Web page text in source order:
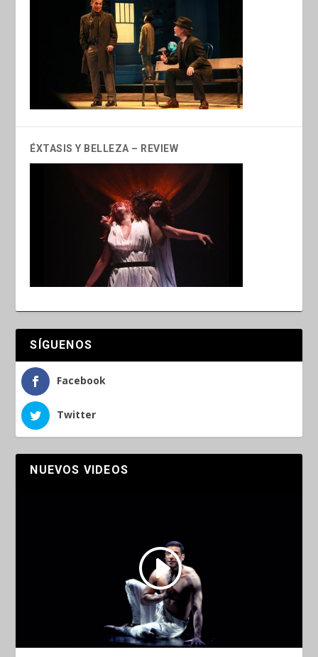
ÉXTASIS Y BELLEZA – REVIEW
SÍGUENOS
Facebook
Twitter
NUEVOS VIDEOS